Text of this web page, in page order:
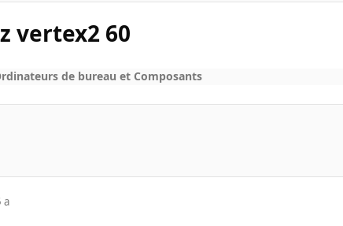
vertex2 60
de bureau et Composants
a